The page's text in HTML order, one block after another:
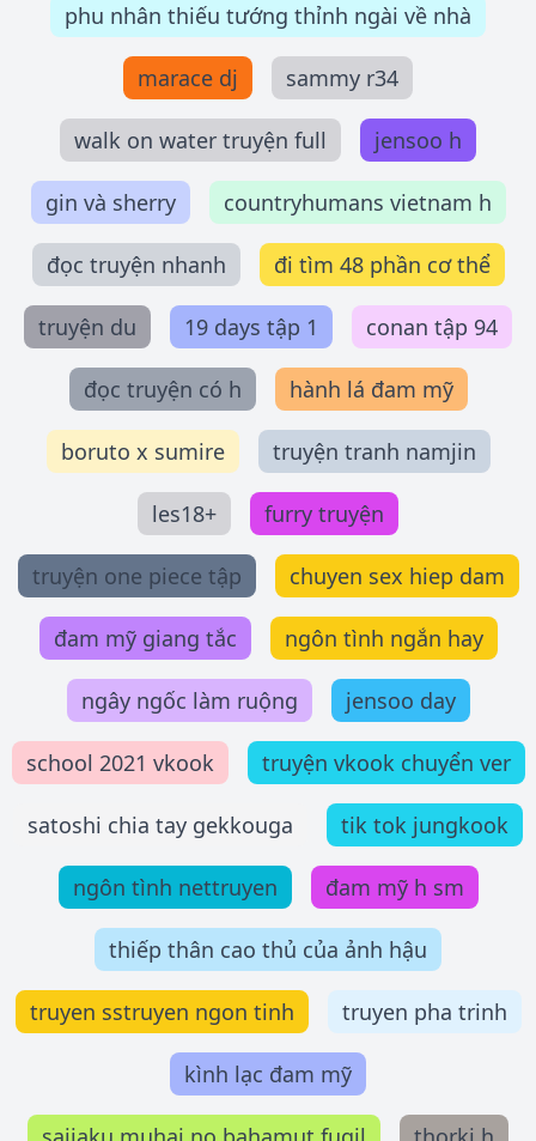
phu nhân thiếu tướng thỉnh ngài về nhà
marace dj sammy r34
walk on water truyện full jensoo h
gin và sherry countryhumans vietnam h
đọc truyện nhanh đi tìm 48 phần cơ thể
truyện du 19 days tập 1 conan tập 94
đọc truyện có h hành lá đam mỹ
boruto x sumire truyện tranh namjin
les18+ furry truyện
truyện one piece tập chuyen sex hiep dam
đam mỹ giang tắc ngôn tình ngắn hay
ngây ngốc làm ruộng jensoo day
school 2021 vkook truyện vkook chuyển ver
satoshi chia tay gekkouga tik tok jungkook
ngôn tình nettruyen đam mỹ h sm
thiếp thân cao thủ của ảnh hậu
truyen sstruyen ngon tinh truyen pha trinh
kình lạc đam mỹ